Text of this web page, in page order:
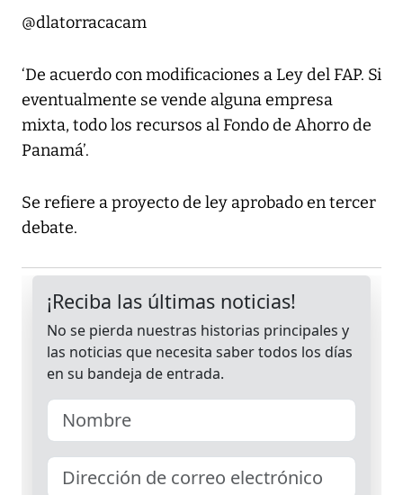
@dlatorracacam
‘De acuerdo con modificaciones a Ley del FAP. Si
eventualmente se vende alguna empresa
mixta, todo los recursos al Fondo de Ahorro de
Panamá’.
Se refiere a proyecto de ley aprobado en tercer
debate.